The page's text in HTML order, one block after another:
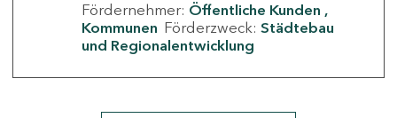
Fördernehmer: Öffentliche Kunden
Kommunen Förderzweck: Städtebau
und Regionalentwicklung